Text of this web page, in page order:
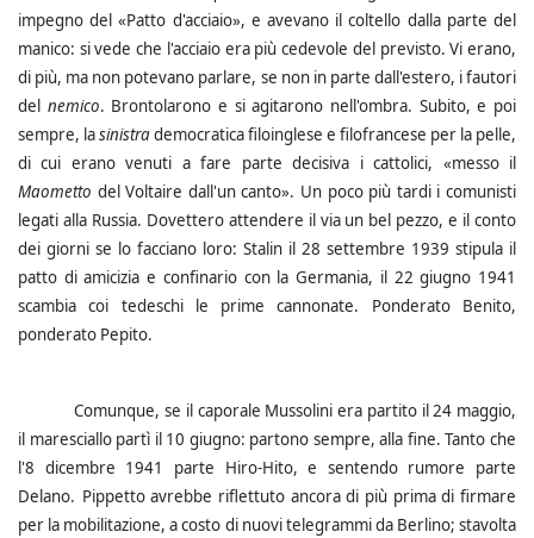
impegno del «Patto d'acciaio», e avevano il coltello dalla parte del
manico: si vede che l'acciaio era più cedevole del previsto. Vi erano,
di più, ma non potevano parlare, se non in parte dall'estero, i fautori
del nemico. Brontolarono e si agitarono nell'ombra. Subito, e poi
sempre, lasinistrademocratica filoinglese e filofrancese per la pelle,
di cui erano venuti a fare parte decisiva i cattolici, «messo il
Maometto del Voltaire dall'un canto». Un poco più tardi i comunisti
legati alla Russia. Dovettero attendere il via un bel pezzo, e il conto
dei giorni se lo facciano loro: Stalin il 28 settembre 1939 stipula il
patto di amicizia e confinario con la Germania, il 22 giugno 1941
scambia coi tedeschi le prime cannonate. Ponderato Benito,
ponderato Pepito.
Comunque, se il caporale Mussolini era partito il 24 maggio,
il maresciallo partì il 10 giugno: partono sempre, alla fine. Tanto che
l'8 dicembre 1941 parte Hiro-Hito, e sentendo rumore parte
Delano. Pippetto avrebbe riflettuto ancora di più prima di firmare
per la mobilitazione, a costo di nuovi telegrammi da Berlino; stavolta